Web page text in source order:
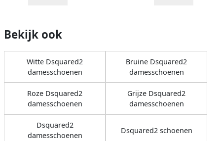
Bekijk ook
Witte Dsquared2
damesschoenen
Bruine Dsquared2
damesschoenen
Roze Dsquared2
damesschoenen
Grijze Dsquared2
damesschoenen
Dsquared2
damesschoenen
Dsquared2 schoenen